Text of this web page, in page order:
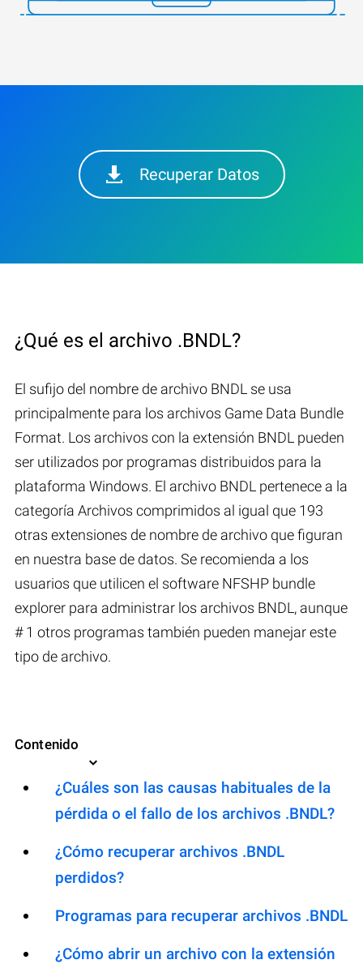
Recuperar Datos
¿Qué es el archivo .BNDL?
El sufijo del nombre de archivo BNDL se usa
principalmente para los archivos Game Data Bundle
Format. Los archivos con la extensión BNDL pueden
ser utilizados por programas distribuidos para la
plataforma Windows. El archivo BNDL pertenece a la
categoría Archivos comprimidos al igual que 193
otras extensiones de nombre de archivo que figuran
en nuestra base de datos. Se recomienda a los
usuarios que utilicen el software NFSHP bundle
explorer para administrar los archivos BNDL, aunque
# 1 otros programas también pueden manejar este
tipo de archivo.
Contenido
¿Cuáles son las causas habituales de la
pérdida o el fallo de los archivos .BNDL?
¿Cómo recuperar archivos .BNDL
perdidos?
Programas para recuperar archivos .BNDL
¿Cómo abrir un archivo con la extensión